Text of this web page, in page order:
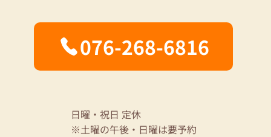
076-268-6816
日曜・祝日 定休
※土曜の午後・日曜は要予約